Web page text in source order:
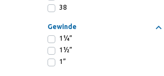
38
Gewinde
1¼”
1½”
1”